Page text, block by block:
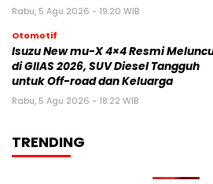
Rabu, 5 Agu 2026 - 19:20 WIB
Otomotif
Isuzu New mu-X 4×4 Resmi
di GIIAS 2026, SUV Diesel Tangguh
untuk Off-road dan Keluarga
Rabu, 5 Agu 2026 - 18:22 WIB
TRENDING